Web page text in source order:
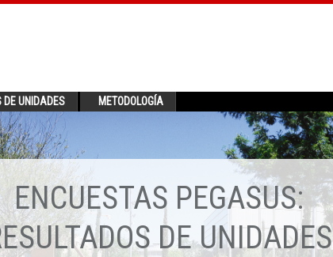
DE UNIDADES METODOLOGÍA
ENCUESTAS PEGASUS:
DE UNIDADES